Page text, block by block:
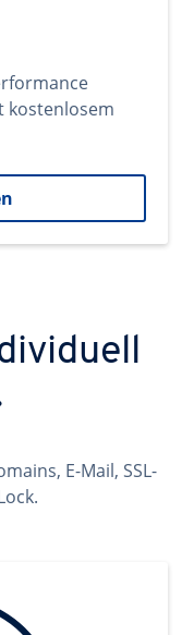
kostenlosem
E-Mail, SSL-